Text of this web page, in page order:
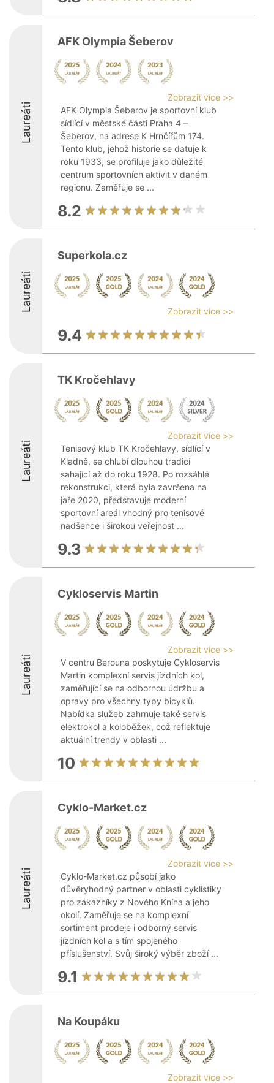
Laureáti
AFK Olympia Šeberov
Zobrazit více >>
AFK Olympia Šeberov je sportovní klub
sídlící v městské části Praha 4 –
Šeberov, na adrese K Hrnčířům 174.
Tento klub, jehož historie se datuje k
roku 1933, se profiluje jako důležité
centrum sportovních aktivit v daném
regionu. Zaměřuje se ...
8.2
Laureáti
Superkola.cz
Zobrazit více >>
9.4
Laureáti
TK Kročehlavy
Zobrazit více >>
Tenisový klub TK Kročehlavy, sídlící v
Kladně, se chlubí dlouhou tradicí
sahající až do roku 1928. Po rozsáhlé
rekonstrukci, která byla završena na
jaře 2020, představuje moderní
sportovní areál vhodný pro tenisové
nadšence i širokou veřejnost ...
9.3
Laureáti
Cykloservis Martin
Zobrazit více >>
V centru Berouna poskytuje Cykloservis
Martin komplexní servis jízdních kol,
zaměřující se na odbornou údržbu a
opravy pro všechny typy bicyklů.
Nabídka služeb zahrnuje také servis
elektrokol a koloběžek, což reflektuje
aktuální trendy v oblasti ...
10
Laureáti
Cyklo-Market.cz
Zobrazit více >>
Cyklo-Market.cz působí jako
důvěryhodný partner v oblasti cyklistiky
pro zákazníky z Nového Knína a jeho
okolí. Zaměřuje se na komplexní
sortiment prodeje i odborný servis
jízdních kol a s tím spojeného
příslušenství. Svůj široký výběr zboží ...
9.1
Na Koupáku
Zobrazit více >>